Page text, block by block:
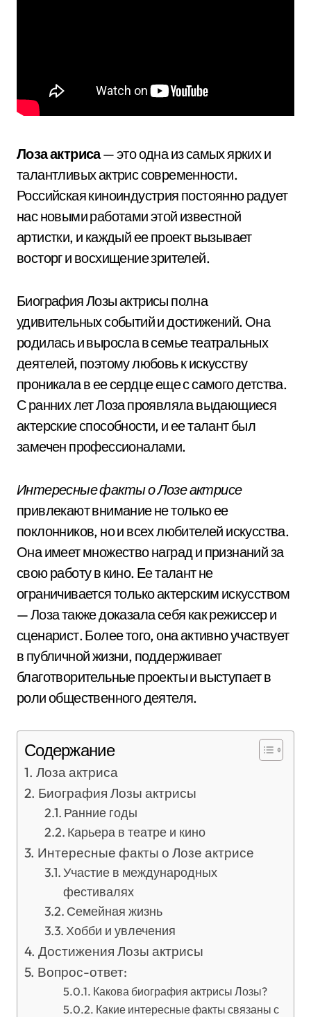
Лоза актриса— это одна из самых ярких и
талантливых актрис современности.
Российская киноиндустрия постоянно радует
нас новыми работами этой известной
артистки, и каждый ее проект вызывает
восторг и восхищение зрителей.
Биография Лозы актрисы полна
удивительных событий и достижений. Она
родилась и выросла в семье театральных
деятелей, поэтому любовь к искусству
проникала в ее сердце еще с самого детства.
С ранних лет Лоза проявляла выдающиеся
актерские способности, и ее талант был
замечен профессионалами.
Интересные факты о Лозе актрисе
привлекают внимание не только ее
поклонников, но и всех любителей искусства.
Она имеет множество наград и признаний за
свою работу в кино. Ее талант не
ограничивается только актерским искусством
— Лоза также доказала себя как режиссер и
сценарист. Более того, она активно участвует
в публичной жизни, поддерживает
благотворительные проекты и выступает в
роли общественного деятеля.
Содержание
Лоза актриса
Биография Лозы актрисы
Ранние годы
Карьера в театре и кино
Интересные факты о Лозе актрисе
Участие в международных
фестивалях
Семейная жизнь
Хобби и увлечения
Достижения Лозы актрисы
Вопрос-ответ:
Какова биография актрисы Лозы?
Какие интересные факты связаны с